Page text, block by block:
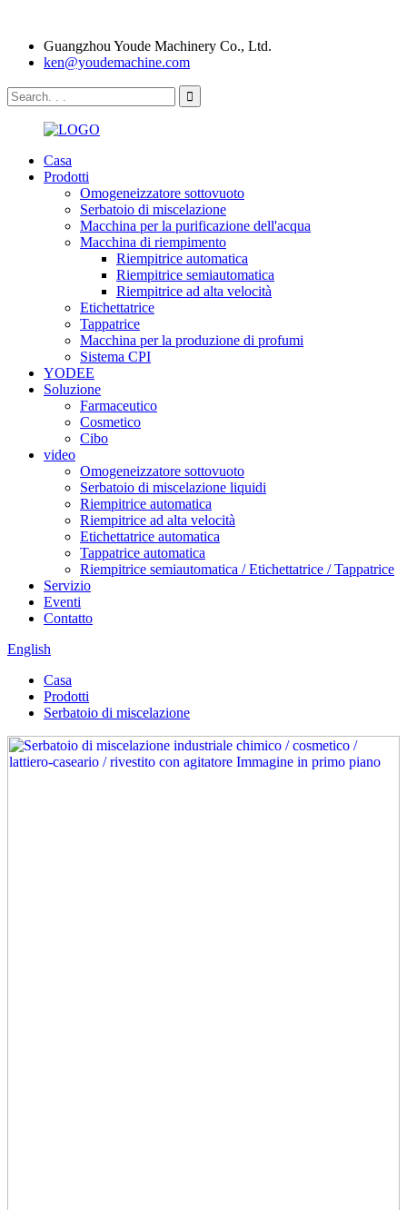
Guangzhou Youde Machinery Co., Ltd.
ken@youdemachine.com
Casa
Prodotti
Omogeneizzatore sottovuoto
Serbatoio di miscelazione
Macchina per la purificazione dell'acqua
Macchina di riempimento
Riempitrice automatica
Riempitrice semiautomatica
Riempitrice ad alta velocità
Etichettatrice
Tappatrice
Macchina per la produzione di profumi
Sistema CPI
YODEE
Soluzione
Farmaceutico
Cosmetico
Cibo
video
Omogeneizzatore sottovuoto
Serbatoio di miscelazione liquidi
Riempitrice automatica
Riempitrice ad alta velocità
Etichettatrice automatica
Tappatrice automatica
Riempitrice semiautomatica / Etichettatrice / Tappatrice
Servizio
Eventi
Contatto
English
Casa
Prodotti
Serbatoio di miscelazione